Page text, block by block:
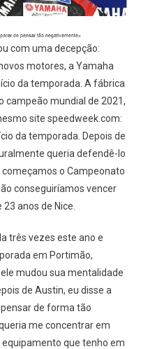
com uma decepção:
motores, a Yamaha
da temporada. A fábrica
campeão mundial de 2021,
site speedweek.com:
da temporada. Depois de
queria defendê-lo
o Campeonato
conseguiríamos vencer
anos de Nice.
três vezes este ano e
em Portimão,
mudou sua mentalidade
de Austin, eu disse a
de forma tão
me concentrar em
que tenho em